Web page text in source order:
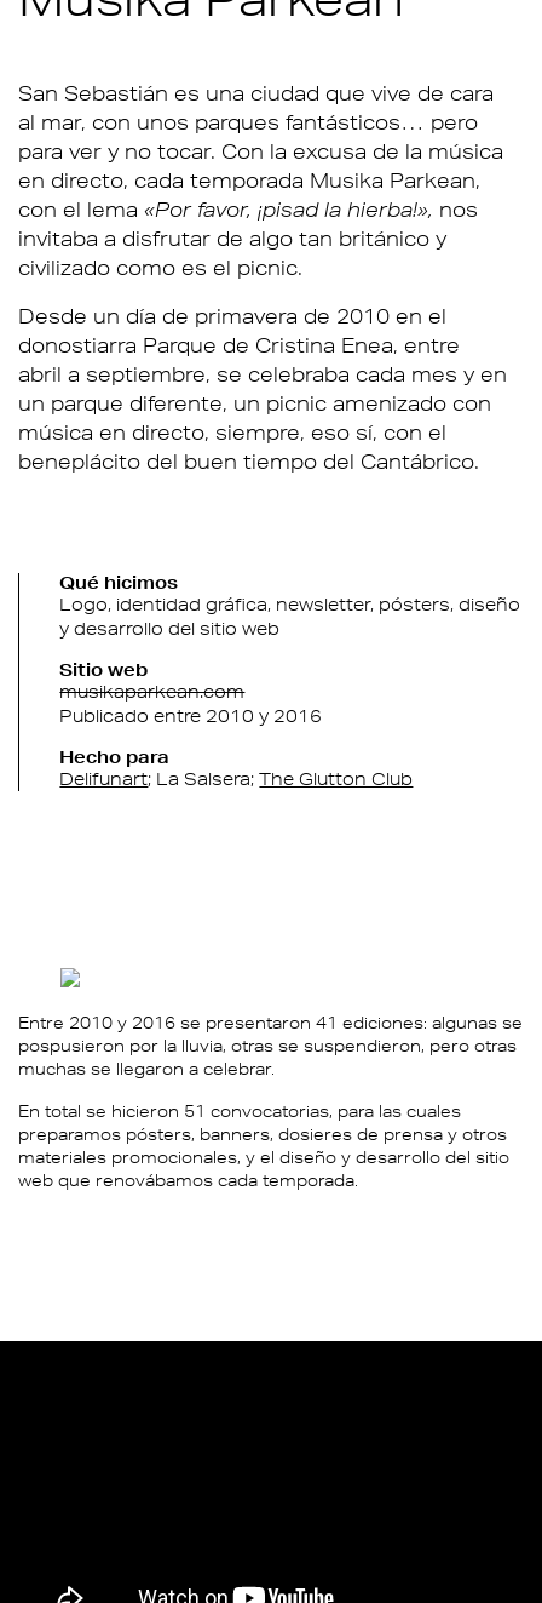
San Sebastián es una ciudad que vive de cara
al mar, con unos parques fantásticos… pero
para ver y no tocar. Con la excusa de la música
en directo, cada temporada Musika Parkean,
con el lema «Por favor, ¡pisad la hierba!», nos
invitaba a disfrutar de algo tan británico y
civilizado como es el picnic.
Desde un día de primavera de 2010 en el
donostiarra Parque de Cristina Enea, entre
abril a septiembre, se celebraba cada mes y en
un parque diferente, un picnic amenizado con
música en directo, siempre, eso sí, con el
beneplácito del buen tiempo del Cantábrico.
Qué hicimos
Logo, identidad gráfica, newsletter, pósters, diseño
y desarrollo del sitio web
Sitio web
musikaparkean.com
Publicado entre 2010 y 2016
Hecho para
Delifunart La Salsera The Glutton Club
Entre 2010 y 2016 se presentaron 41 ediciones: algunas se
pospusieron por la lluvia, otras se suspendieron, pero otras
muchas se llegaron a celebrar.
En total se hicieron 51 convocatorias, para las cuales
preparamos pósters, banners, dosieres de prensa y otros
materiales promocionales, y el diseño y desarrollo del sitio
web que renovábamos cada temporada.